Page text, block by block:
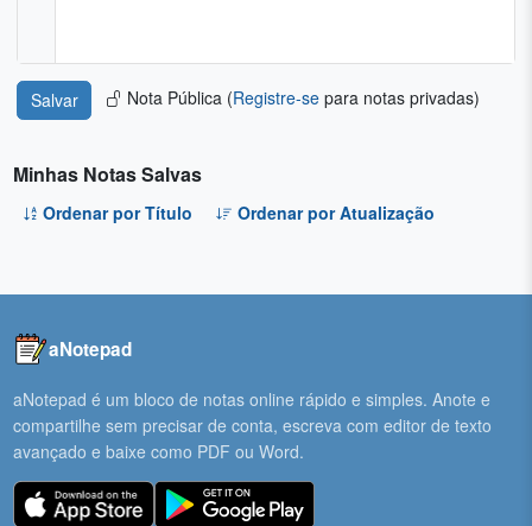
Nota Pública (Registre-separa notas privadas)
Minhas Notas Salvas
Ordenar por Título Ordenar por Atualização
aNotepad
aNotepad é um bloco de notas online rápido e simples. Anote e
compartilhe sem precisar de conta, escreva com editor de texto
avançado e baixe como PDF ou Word.